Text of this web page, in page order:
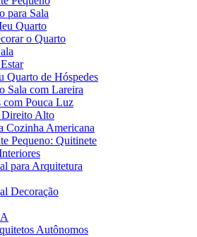
para Sala
Quarto
o Quarto
Quarto de Hóspedes
Sala com Lareira
com Pouca Luz
Direito Alto
Cozinha Americana
Pequeno: Quitinete
para Arquitetura
Decoração
Autônomos